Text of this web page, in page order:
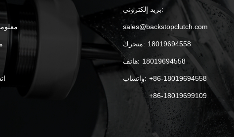
بريد إلكتروني:
sales@backstopclutch.com
متحرك: 18019694558
هاتف: 18019694558
واتساب: +86-18019694558
+86-18019699109